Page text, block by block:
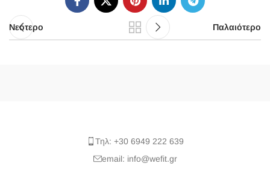
Νεότερο Παλαιότερο
Τηλ: +30 6949 222 639
email: info@wefit.gr